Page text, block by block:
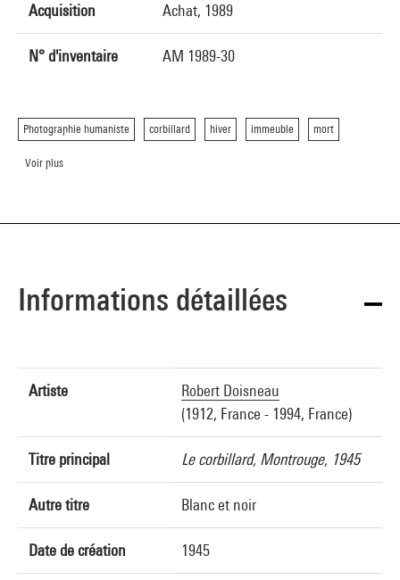
Acquisition Achat, 1989
N° d'inventaire AM 1989-30
Photographie humaniste corbillard hiver immeuble mort
Voir plus
Informations détaillées
Artiste
Robert Doisneau
(1912, France - 1994, France)
Titre principal Le corbillard, Montrouge, 1945
Autre titre Blanc et noir
Date de création 1945